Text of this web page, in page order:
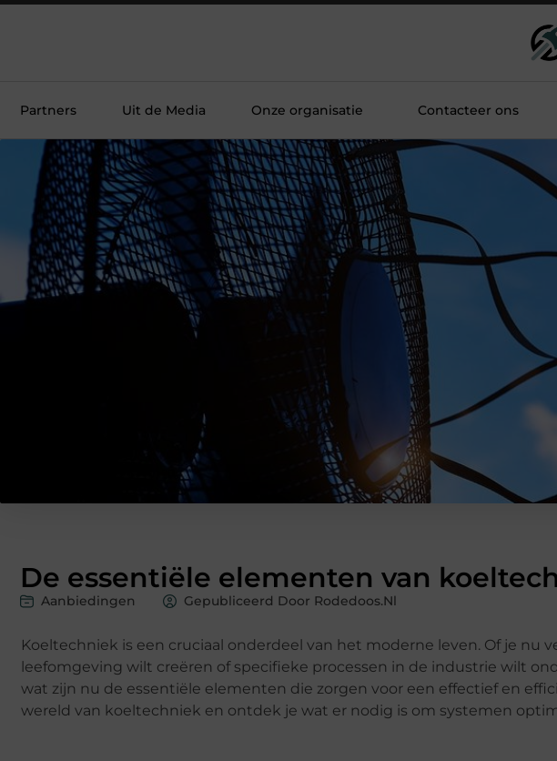
Partners Uit de Media Onze organisatie Contacteer ons
De essentiële elementen van
Aanbiedingen Gepubliceerd Door Rodedoos.nl
Koeltechniek is een cruciaal onderdeel van het moderne leven. Of je nu
leefomgeving wilt creëren of specifieke processen in de industrie wilt
wat zijn nu de essentiële elementen die zorgen voor een effectief en
wereld van koeltechniek en ontdek je wat er nodig is om systemen